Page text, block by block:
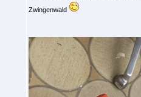
Zwingenwald